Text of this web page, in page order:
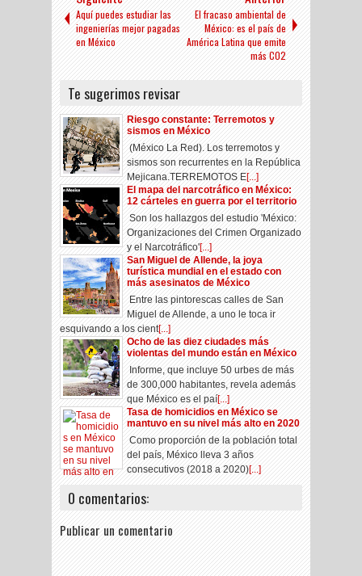
Aquí puedes estudiar las
ingenierías mejor pagadas
en México
El fracaso ambiental de
México: es el país de
América Latina que emite
más CO2
Te sugerimos revisar
Riesgo constante: Terremotos y
sismos en México
(México La Red). Los terremotos y
sismos son recurrentes en la República
Mejicana.TERREMOTOS E[...]
El mapa del narcotráfico en México:
12 cárteles en guerra por el territorio
Son los hallazgos del estudio 'México:
Organizaciones del Crimen Organizado
y el Narcotráfico'[...]
San Miguel de Allende, la joya
turística mundial en el estado con
más asesinatos de México
Entre las pintorescas calles de San
Miguel de Allende, a uno le toca ir
esquivando a los cient[...]
Ocho de las diez ciudades más
violentas del mundo están en México
Informe, que incluye 50 urbes de más
de 300,000 habitantes, revela además
que México es el paí[...]
Tasa de homicidios en México se
mantuvo en su nivel más alto en 2020
Como proporción de la población total
del país, México lleva 3 años
consecutivos (2018 a 2020)[...]
0 comentarios:
Publicar un comentario